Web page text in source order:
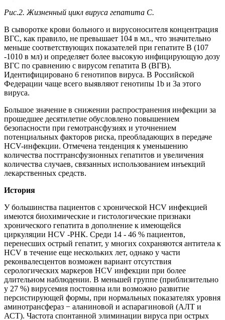
Рис.2. Жизненный цикл вируса гепатита С.
В сыворотке крови больного и вирусоносителя концентрация
ВГС, как правило, не превышает 104 в мл., что значительно
меньше соответствующих показателей при гепатите В (107
-1010 в мл) и определяет более высокую инфицирующую дозу
ВГС по сравнению с вирусом гепатита В (ВГВ).
Идентифицировано 6 генотипов вируса. В Российской
Федерации чаще всего выявляют генотипы 1b и 3a этого
вируса.
Большое значение в снижении распространения инфекции за
прошедшее десятилетие обусловлено повышением
безопасности при гемотрансфузиях и уточнением
потенциальных факторов риска, преобладающих в передаче
HCV-инфекции. Отмечена тенденция к уменьшению
количества посттрансфузионных гепатитов и увеличения
количества случаев, связанных использованием инъекций
лекарственных средств.
История
У большинства пациентов с хронической HCV инфекцией
имеются биохимические и гистологические признаки
хронического гепатита в дополнение к имеющейся
циркуляции HCV -РНК. Среди 14 - 46 % пациентов,
перенесших острый гепатит, у многих сохраняются антитела к
HCV в течение еще нескольких лет, однако у части
реконвалесцентов возможен вариант отсутствия
серологических маркеров HCV инфекции при более
длительном наблюдении. В меньшей группе (приблизительно
у 27 %) вирусемия постоянна или возможно развитие
персистирующей формы, при нормальных показателях уровня
аминотрансфераз − аланиновой и аспарагиновой (АЛТ и
АСТ). Частота спонтанной элиминации вируса при острых